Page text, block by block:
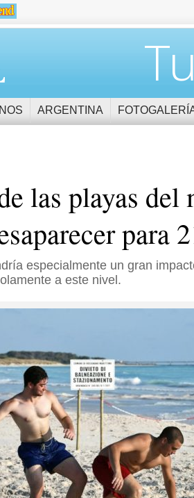
ARGENTINA
las playas del
para
especialmente un gran
a este nivel.